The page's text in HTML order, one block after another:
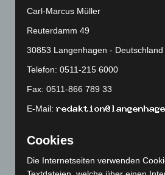
Januar 2025
(88)
Dezember 2024(89)
Juni 2024 (107)
April 2024(102)
Carl-Marcus Müller
Reuterdamm 49
30853 Langenhagen - Deutschland
Telefon: 0511-215 6000
Fax: 0511-866 789 33
E-Mail:
Cookies
Die Internetseiten verwenden